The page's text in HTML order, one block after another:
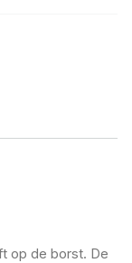
op de borst. De